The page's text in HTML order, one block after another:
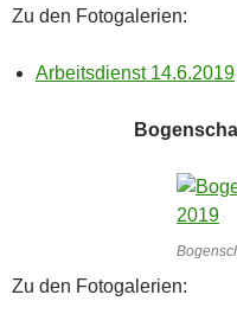
Zu den Fotogalerien:
Arbeitsdienst 14.6.2019
Zu den Fotogalerien: